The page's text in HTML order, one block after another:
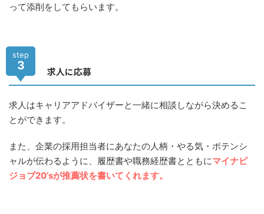
って添削をしてもらいます。
step
3 求人に応募
求人はキャリアアドバイザーと一緒に相談しながら決めるこ
とができます。
また、企業の採用担当者にあなたの人柄・やる気・ポテンシ
ャルが伝わるように、履歴書や職務経歴書とともにマイナビ
ジョブ20’sが推薦状を書いてくれます。